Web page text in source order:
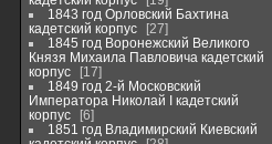
1843 год Орловский Бахтина
кадетский корпус
27
1845 год Воронежский Великого
Князя Михаила Павловича кадетский
корпус
17
1849 год 2-й Московский
Императора Николай I кадетский
корпус
6
1851 год Владимирский Киевский